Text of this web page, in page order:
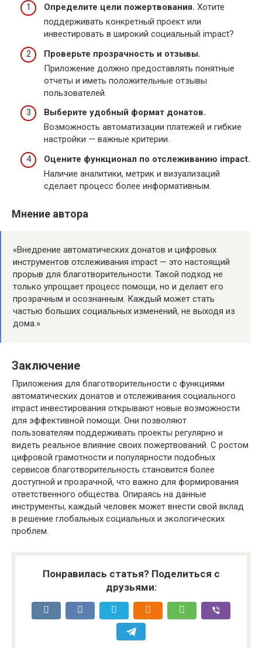
Определите цели пожертвования. Хотите
поддерживать конкретный проект или
инвестировать в широкий социальный impact?
Проверьте прозрачность и отзывы.
Приложение должно предоставлять понятные
отчеты и иметь положительные отзывы
пользователей.
Выберите удобный формат донатов.
Возможность автоматизации платежей и гибкие
настройки — важные критерии.
Оцените функционал по отслеживанию impact.
Наличие аналитики, метрик и визуализаций
сделает процесс более информативным.
Мнение автора
«Внедрение автоматических донатов и цифровых
инструментов отслеживания impact — это настоящий
прорыв для благотворительности. Такой подход не
только упрощает процесс помощи, но и делает его
прозрачным и осознанным. Каждый может стать
частью больших социальных изменений, не выходя из
дома.»
Заключение
Приложения для благотворительности с функциями
автоматических донатов и отслеживания социального
impact инвестирования открывают новые возможности
для эффективной помощи. Они позволяют
пользователям поддерживать проекты регулярно и
видеть реальное влияние своих пожертвований. С ростом
цифровой грамотности и популярности подобных
сервисов благотворительность становится более
доступной и прозрачной, что важно для формирования
ответственного общества. Опираясь на данные
инструменты, каждый человек может внести свой вклад
в решение глобальных социальных и экологических
проблем.
Понравилась статья? Поделиться с
друзьями: